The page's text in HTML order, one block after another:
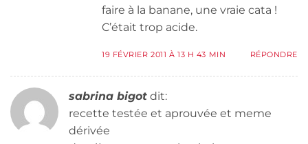
faire à la banane, une vraie cata !
C’était trop acide.
19 FÉVRIER 2011 À 13 H 43 MIN RÉPONDRE
sabrina bigot dit:
recette testée et aprouvée et meme
dérivée